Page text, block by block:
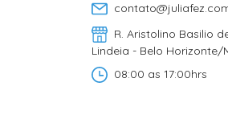
R. Aristolino Basilio
Lindeia - Belo Horizonte/
08:00 as 17:00hrs